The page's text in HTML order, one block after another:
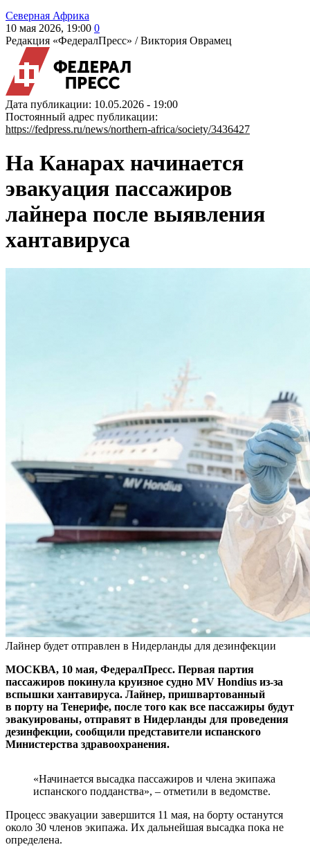
Северная Африка
10 мая 2026, 19:00 0
Редакция «ФедералПресс» /Виктория Оврамец
Дата публикации: 10.05.2026 - 19:00
Постоянный адрес публикации:
https://fedpress.ru/news/northern-africa/society/3436427
На Канарах начинается
эвакуация пассажиров
лайнера после выявления
хантавируса
Лайнер будет отправлен в Нидерланды для дезинфекции
МОСКВА, 10 мая, ФедералПресс. Первая партия
пассажиров покинула круизное судно MV Hondius из-за
вспышки хантавируса. Лайнер, пришвартованный
в порту на Тенерифе, после того как все пассажиры будут
эвакуированы, отправят в Нидерланды для проведения
дезинфекции, сообщили представители испанского
Министерства здравоохранения.
«Начинается высадка пассажиров и члена экипажа
испанского подданства», – отметили в ведомстве.
Процесс эвакуации завершится 11 мая, на борту останутся
около 30 членов экипажа. Их дальнейшая высадка пока не
определена.